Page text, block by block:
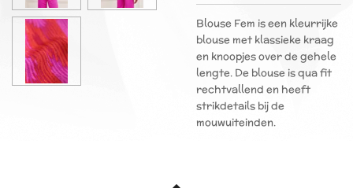
Blouse Fem is een kleurrijke
blouse met klassieke kraag
en knoopjes over de gehele
lengte. De blouse is qua fit
rechtvallend en heeft
strikdetails bij de
mouwuiteinden.